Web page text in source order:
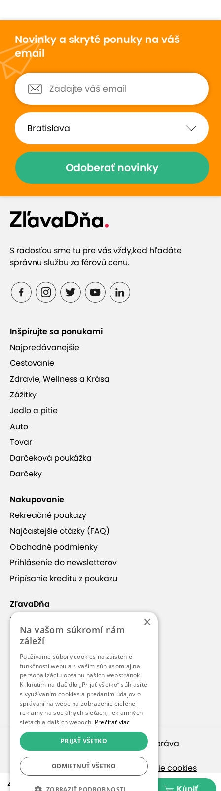
49,90 €
Novinky a skryté ponuky na váš
email
Odoberať novinky
S radosťou sme tu pre vás vždy,keď hľadáte
správnu službu za férovú cenu.
Inšpirujte sa ponukami
Najpredávanejšie
Cestovanie
Zdravie, Wellness a Krása
Zážitky
Jedlo a pitie
Auto
Tovar
Darčeková poukážka
Darčeky
Nakupovanie
Rekreačné poukazy
Najčastejšie otázky (FAQ)
Obchodné podmienky
Prihlásenie do newsletterov
Pripísanie kreditu z poukazu
ZľavaDňa
Náš príbeh
Kontakt
Kariéra
Blog
Pre médiá
Pre partnerov
© 2010 – 2026inspirago s. r. o.
. Všetky práva
vyhradené.
Ochrana osobných údajov|
Nastavenie cookies
Ak hľadáte ponuky v češtine, pozrite sa na
×
Na vašom súkromí nám
záleží
Používame súbory cookies na zaistenie
funkčnosti webu a s vaším súhlasom aj na
personalizáciu obsahu našich webstránok.
Kliknutím na tlačidlo „Prijať všetko“ súhlasíte
s využívaním cookies a predaním údajov o
správaní na webe na zobrazenie cielenej
reklamy na sociálnych sieťach, reklamných
sieťach a ďalších weboch. Prečítať viac
PRIJAŤ VŠETKO
ODMIETNUŤ VŠETKO
ZOBRAZIŤ PODROBNOSTI